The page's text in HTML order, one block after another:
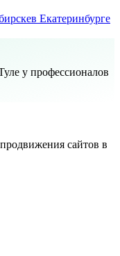
в Екатеринбурге
у профессионалов
сайтов в